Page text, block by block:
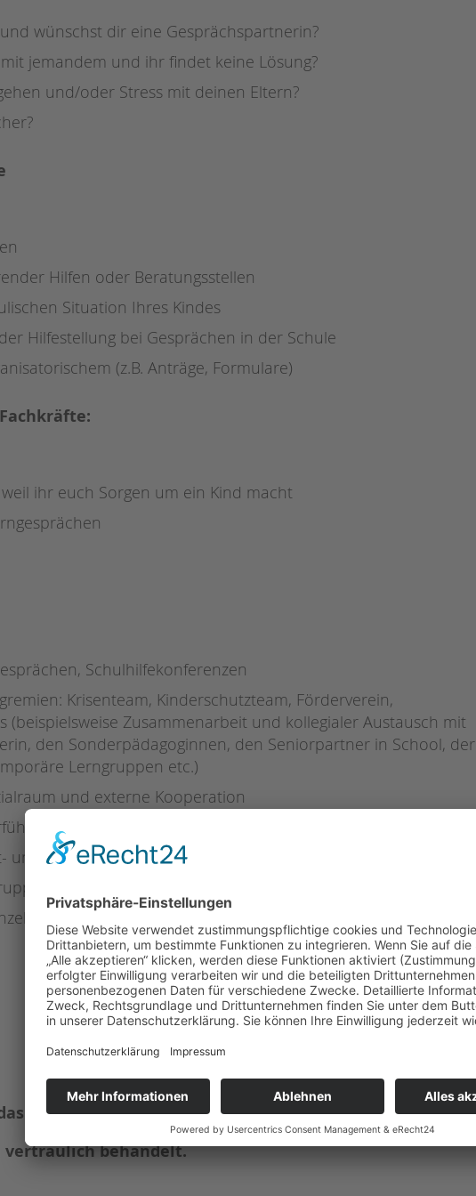
wünschst dir eine Gesprächspartnerin?
jemandem und ihr findet keine Lösung?
und/oder Stress mit deinen Eltern?
Hilfen oder Beratungsstellen
Situation Ihres Kindes
Hilfestellung bei Gesprächen in der Schule
(z.B. Anträge, Formulare)
ihr euch Sorgen um ein Kind macht
Schulhilfekonferenzen
Krisenteam, Kinderschutzteam, Förderverein,
(beispielsweise Zusammenarbeit und kollegialer Austausch mit
den Sonderpädagoginnen, den Seniorpartner in School, der
Lerngruppen etc.)
und externe Kooperation
Hilfen
und Krisensituationen
Wohl des Kindes an erster Stelle.
behandelt.